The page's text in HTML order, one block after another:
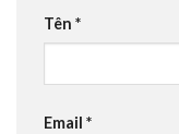
Tên *
Email *